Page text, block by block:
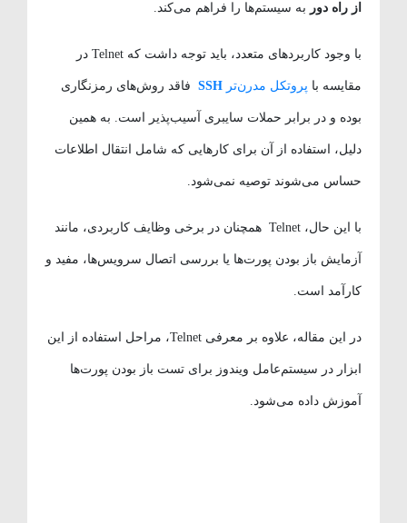
از راه دوربه سیستم‌ها را فراهم می‌کند.
با وجود کاربردهای متعدد، باید توجه داشت که Telnet در
مقایسه با پروتکل مدرن‌ترSSH فاقد روش‌های رمزنگاری
بوده و در برابر حملات سایبری آسیب‌پذیر است. به همین
دلیل، استفاده از آن برای کارهایی که شامل انتقال اطلاعات
حساس می‌شوند توصیه نمی‌شود.
با این حال، Telnet همچنان در برخی وظایف کاربردی، مانند
آزمایش باز بودن پورت‌ها یا بررسی اتصال سرویس‌ها، مفید و
کارآمد است.
در این مقاله، علاوه بر معرفی Telnet، مراحل استفاده از این
ابزار در سیستم‌عامل ویندوز برای تست باز بودن پورت‌ها
آموزش داده می‌شود.